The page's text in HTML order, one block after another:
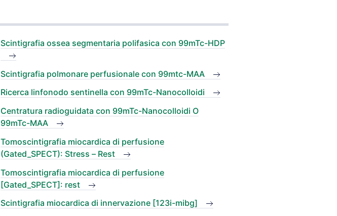
Scintigrafia ossea segmentaria polifasica con 99mTc-HDP
Scintigrafia polmonare perfusionale con 99mtc-MAA
Ricerca linfonodo sentinella con 99mTc-Nanocolloidi
Centratura radioguidata con 99mTc-Nanocolloidi O
99mTc-MAA
Tomoscintigrafia miocardica di perfusione
(Gated_SPECT): Stress – Rest
Tomoscintigrafia miocardica di perfusione
[Gated_SPECT]: rest
Scintigrafia miocardica di innervazione [123i-mibg]